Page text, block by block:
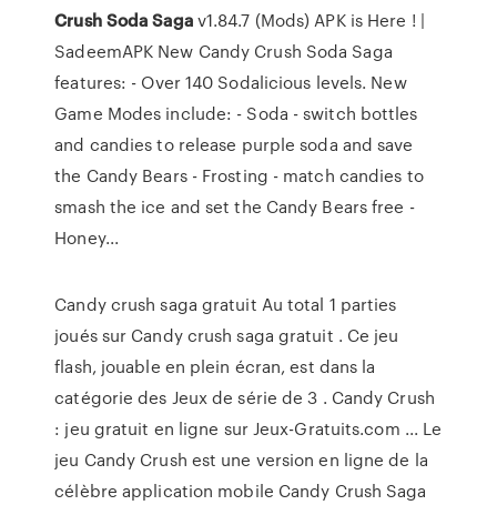
Crush Soda Sagav1.84.7 (Mods) APK is Here ! |
SadeemAPK New Candy Crush Soda Saga
features: - Over 140 Sodalicious levels. New
Game Modes include: - Soda - switch bottles
and candies to release purple soda and save
the Candy Bears - Frosting - match candies to
smash the ice and set the Candy Bears free -
Honey...
Candy crush saga gratuit Au total 1 parties
joués sur Candy crush saga gratuit . Ce jeu
flash, jouable en plein écran, est dans la
catégorie des Jeux de série de 3 . Candy Crush
: jeu gratuit en ligne sur Jeux-Gratuits.com ... Le
jeu Candy Crush est une version en ligne de la
célèbre application mobile Candy Crush Saga